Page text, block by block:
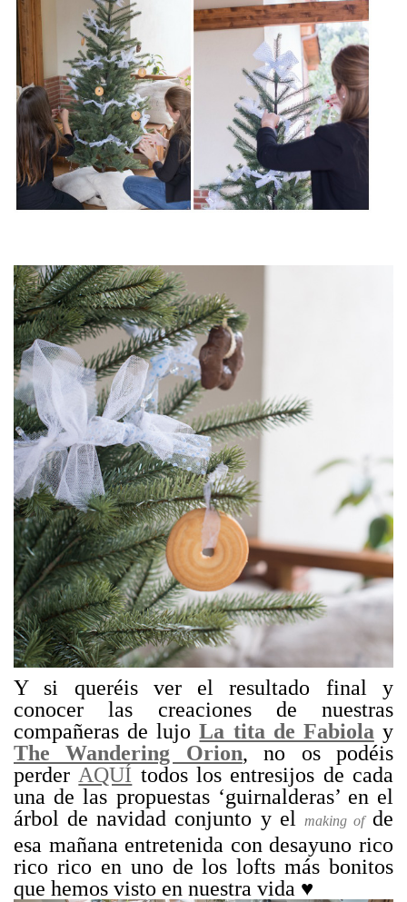
Y si queréis ver el resultado final
y
conocer las creaciones de nuestras
compañeras de lujoLa tita de Fabiolay
The Wandering Orion, no os podéis
perderAQUÍ todos los entresijos de cada
una de las propuestas ‘guirnalderas’ en el
árbol de navidad conjunto y el making ofde
esa mañana entretenida con desayuno rico
rico rico en uno de los lofts más bonitos
que hemos visto en nuestra vida ♥